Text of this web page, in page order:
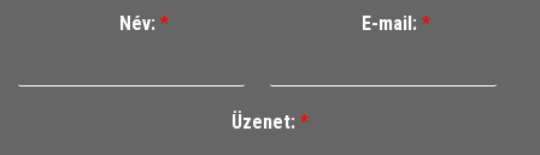
Név: * E-mail: *
Üzenet: *